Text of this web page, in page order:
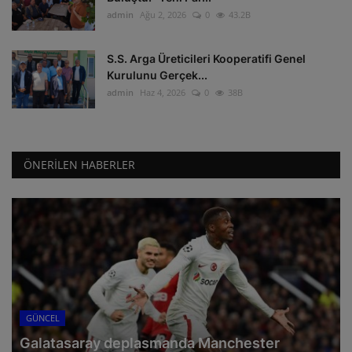
admin Ağu 2, 2026 0 43.2B
S.S. Arga Üreticileri Kooperatifi Genel
Kurulunu Gerçek...
admin Haz 4, 2026 0 38B
ÖNERILEN HABERLER
GÜNCEL
Galatasaray deplasmanda Manchester